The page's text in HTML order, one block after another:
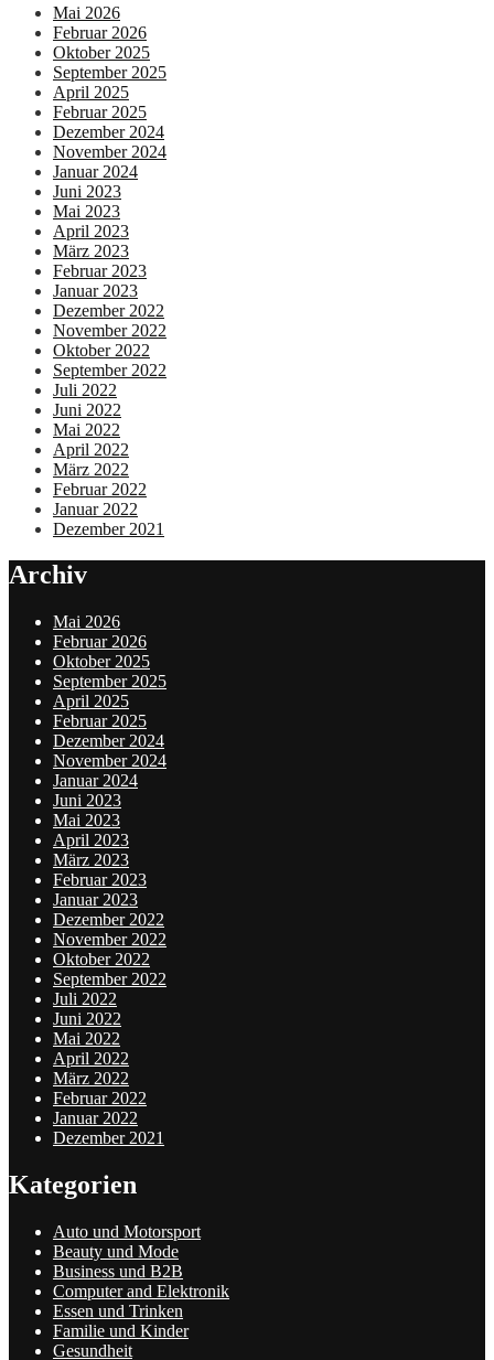
Mai 2026
Februar 2026
Oktober 2025
September 2025
April 2025
Februar 2025
Dezember 2024
November 2024
Januar 2024
Juni 2023
Mai 2023
April 2023
März 2023
Februar 2023
Januar 2023
Dezember 2022
November 2022
Oktober 2022
September 2022
Juli 2022
Juni 2022
Mai 2022
April 2022
März 2022
Februar 2022
Januar 2022
Dezember 2021
Archiv
Mai 2026
Februar 2026
Oktober 2025
September 2025
April 2025
Februar 2025
Dezember 2024
November 2024
Januar 2024
Juni 2023
Mai 2023
April 2023
März 2023
Februar 2023
Januar 2023
Dezember 2022
November 2022
Oktober 2022
September 2022
Juli 2022
Juni 2022
Mai 2022
April 2022
März 2022
Februar 2022
Januar 2022
Dezember 2021
Kategorien
Auto und Motorsport
Beauty und Mode
Business und B2B
Computer and Elektronik
Essen und Trinken
Familie und Kinder
Gesundheit